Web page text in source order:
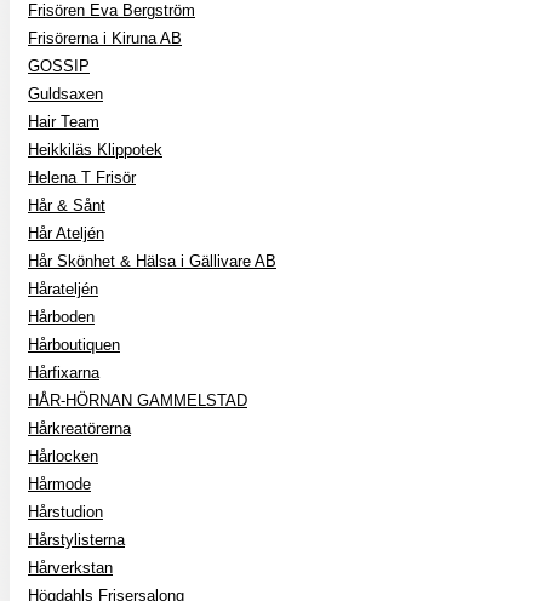
Frisören Eva Bergström
Frisörerna i Kiruna AB
GOSSIP
Guldsaxen
Hair Team
Heikkiläs Klippotek
Helena T Frisör
Hår & Sånt
Hår Ateljén
Hår Skönhet & Hälsa i Gällivare AB
Hårateljén
Hårboden
Hårboutiquen
Hårfixarna
HÅR-HÖRNAN GAMMELSTAD
Hårkreatörerna
Hårlocken
Hårmode
Hårstudion
Hårstylisterna
Hårverkstan
Högdahls Frisersalong